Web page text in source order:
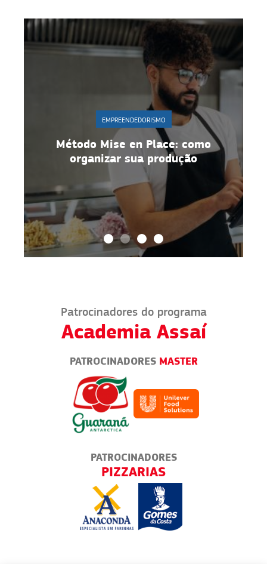
EMPREENDEDORISMO
Método Mise en Place: como
organizar sua produção
Patrocinadores do programa
Academia Assaí
PATROCINADORES MASTER
PATROCINADORES
PIZZARIAS